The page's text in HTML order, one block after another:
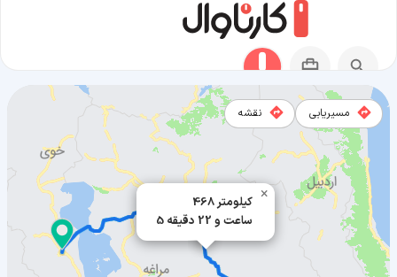
468 کیلومتر
5 ساعت و 22 دقیقه
×
مسیریابی نقشه
مسیر زرین آباد به ارومیه